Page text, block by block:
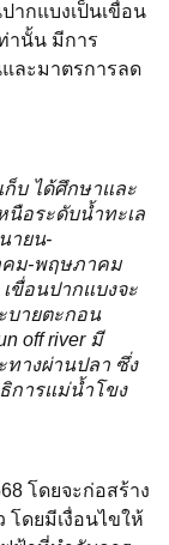
ากแบงเป็นเขื่อน
านั้น มีการ
ละมาตรการลด
บ ได้ศึกษาและ
นือระดับน้ำทะเล
ายน-
คม-พฤษภาคม
ขื่อนปากแบงจะ
บายตะกอน
off river มี
ทางผ่านปลา ซึ่ง
การแม่น้ำโขง
โดยจะก่อสร้าง
ดยมีเงื่อนไขให้